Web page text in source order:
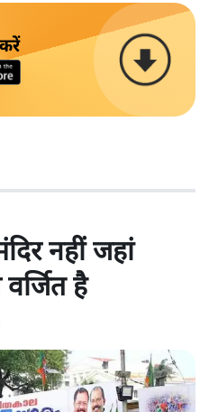
नहीं जहां
है